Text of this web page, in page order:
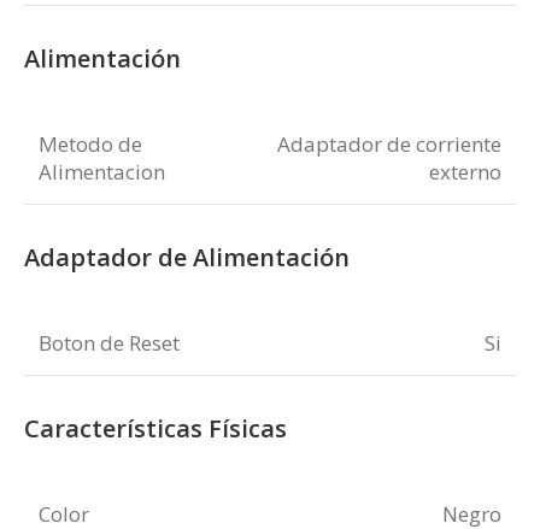
Alimentación
Metodo de
Alimentacion
Adaptador de corriente
externo
Adaptador de Alimentación
Boton de Reset Si
Características Físicas
Color Negro